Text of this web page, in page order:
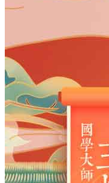
男
男 女
出生时间
2026年 日20 时32分
年
2028
2027